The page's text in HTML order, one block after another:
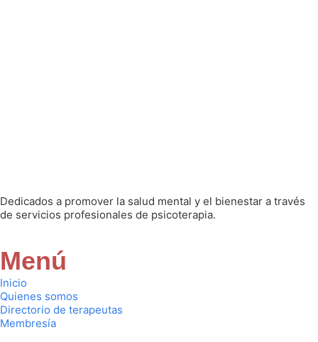
Dedicados a promover la salud mental y el bienestar a través
de servicios profesionales de psicoterapia.
Menú
Inicio
Quienes somos
Directorio de terapeutas
Membresía